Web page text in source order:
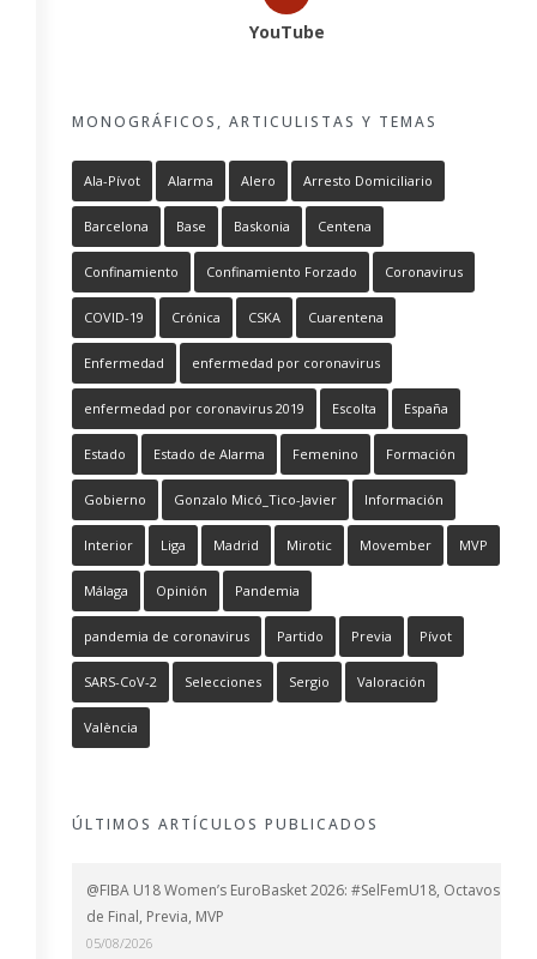
YouTube
MONOGRÁFICOS, ARTICULISTAS Y TEMAS
Ala-Pívot Alarma Alero Arresto Domiciliario
Barcelona Base Baskonia Centena
Confinamiento Confinamiento Forzado Coronavirus
COVID-19 Crónica CSKA Cuarentena
Enfermedad enfermedad por coronavirus
enfermedad por coronavirus 2019 Escolta España
Estado Estado de Alarma Femenino Formación
Gobierno Gonzalo Micó_Tico-Javier Información
Interior Liga Madrid Mirotic Movember MVP
Málaga Opinión Pandemia
pandemia de coronavirus Partido Previa Pívot
SARS-CoV-2 Selecciones Sergio Valoración
València
ÚLTIMOS ARTÍCULOS PUBLICADOS
@FIBA U18 Women’s EuroBasket 2026: #SelFemU18, Octavos
de Final, Previa, MVP
05/08/2026